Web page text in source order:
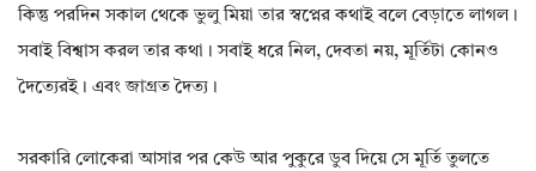
কিন্তু পরদিন সকাল থেকে ভুলু মিয়া তার স্বপ্নের কথাই বলে বেড়াতে লাগল।
সবাই বিশ্বাস করল তার কথা। সবাই ধরে নিল, দেবতা নয়, মূর্তিটা কোনও
দৈত্যেরই। এবং জাগ্রত দৈত্য।
সরকারি লোকেরা আসার পর কেউ আর পুকুরে ডুব দিয়ে সে মূর্তি তুলতে